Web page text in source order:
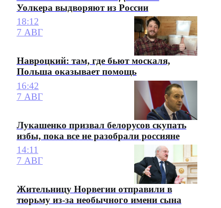
Уолкера выдворяют из России
18:12
7 АВГ
Навроцкий: там, где бьют москаля,
Польша оказывает помощь
16:42
7 АВГ
Лукашенко призвал белорусов скупать
избы, пока все не разобрали россияне
14:11
7 АВГ
Жительницу Норвегии отправили в
тюрьму из-за необычного имени сына